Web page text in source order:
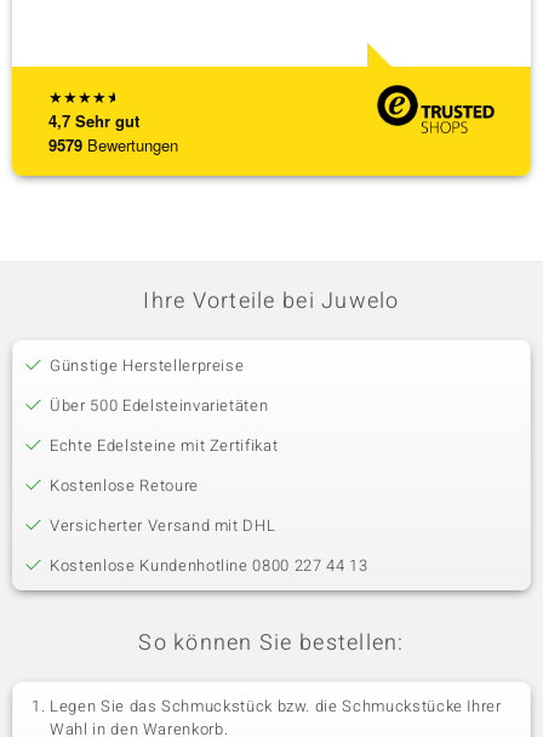
★★★★★
4,7 Sehr gut
9579 Bewertungen
Ihre Vorteile bei Juwelo
Günstige Herstellerpreise
Über 500 Edelsteinvarietäten
Echte Edelsteine mit Zertifikat
Kostenlose Retoure
Versicherter Versand mit DHL
Kostenlose Kundenhotline 0800 227 44 13
So können Sie bestellen:
Legen Sie das Schmuckstück bzw. die Schmuckstücke Ihrer
Wahl in den Warenkorb.